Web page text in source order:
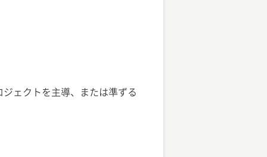
ェクトを主導、または準ずる